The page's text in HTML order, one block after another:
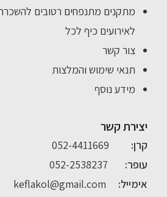
מתקנים מתנפחים רטובים
לאירועים כיף לכל
צור קשר
תנאי שימוש והמלצות
מידע נוסף
יצירת קשר
קרן:
052-4411669
עופר:
052-2538237
אימייל:
keflakol@gmail.com